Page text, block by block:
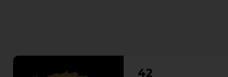
42